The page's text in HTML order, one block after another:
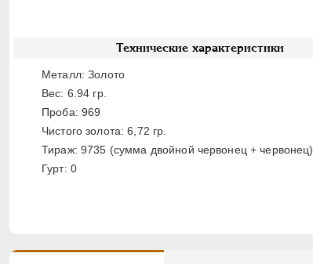
Технические характеристики
Металл: Золото
Вес: 6.94 гр.
Проба: 969
Чистого золота: 6,72 гр.
Тираж: 9735 (сумма двойной червонец + червонец)
Гурт: 0